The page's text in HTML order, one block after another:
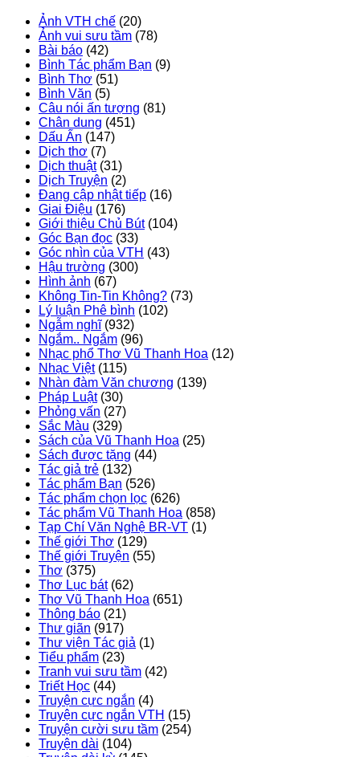
Ảnh VTH chế (20)
Ảnh vui sưu tầm (78)
Bài báo (42)
Bình Tác phẩm Bạn (9)
Bình Thơ (51)
Bình Văn (5)
Câu nói ấn tượng (81)
Chân dung (451)
Dấu Ấn (147)
Dịch thơ (7)
Dịch thuật(31)
Dịch Truyện (2)
Đang cập nhật tiếp (16)
Giai Điệu (176)
Giới thiệu Chủ Bút(104)
Góc Bạn đọc (33)
Góc nhìn của VTH (43)
Hậu trường (300)
Hình ảnh (67)
Không Tin-Tin Không? (73)
Lý luận Phê bình (102)
Ngẫm nghĩ(932)
Ngắm.. Ngắm (96)
Nhạc phổ Thơ Vũ Thanh Hoa (12)
Nhạc Việt(115)
Nhàn đàm Văn chương (139)
Pháp Luật(30)
Phỏng vấn (27)
Sắc Màu (329)
Sách của Vũ Thanh Hoa (25)
Sách được tặng (44)
Tác giả trẻ (132)
Tác phẩm Bạn (526)
Tác phẩm chọn lọc (626)
Tác phẩm Vũ Thanh Hoa (858)
Tạp Chí Văn Nghệ BR-VT (1)
Thế giới Thơ (129)
Thế giới Truyện (55)
Thơ (375)
Thơ Lục bát(62)
Thơ Vũ Thanh Hoa (651)
Thông báo (21)
Thư giãn (917)
Thư viện Tác giả (1)
Tiểu phẩm (23)
Tranh vui sưu tầm (42)
Triết Học (44)
Truyện cực ngắn (4)
Truyện cực ngắn VTH (15)
Truyện cười sưu tầm (254)
Truyện dài (104)